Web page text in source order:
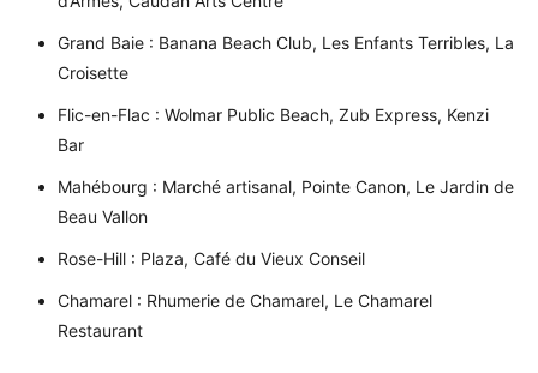
Grand Baie : Banana Beach Club, Les Enfants Terribles, La
Croisette
Flic-en-Flac : Wolmar Public Beach, Zub Express, Kenzi
Bar
Mahébourg : Marché artisanal, Pointe Canon, Le Jardin de
Beau Vallon
Rose-Hill : Plaza, Café du Vieux Conseil
Chamarel : Rhumerie de Chamarel, Le Chamarel
Restaurant